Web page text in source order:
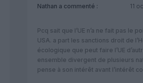
Nathan a commenté :
11
Pcq sait que l’UE n’a ne fait pas le
USA. a part les sanctions droit de
écologique que peut faire l’UE
ensemble divergent de plusieurs
pense à son intérêt avant l’intérêt